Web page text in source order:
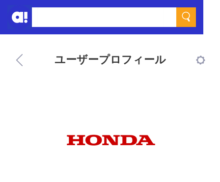
ユーザープロフィール